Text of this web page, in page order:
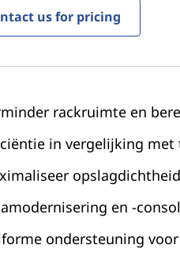
us for pricing
rackruimte en
in vergelijking
en -
ondersteuning